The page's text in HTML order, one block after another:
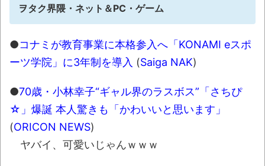
ヲタク界隈・ネット＆PC・ゲーム
●コナミが教育事業に本格参入へ「KONAMI eスポ
ーツ学院」に3年制を導入 (Saiga NAK)
●70歳・小林幸子“ギャル界のラスボス”「さちぴ
☆」爆誕 本人驚きも「かわいいと思います」
(ORICON NEWS)
ヤバイ、可愛いじゃんｗｗｗ